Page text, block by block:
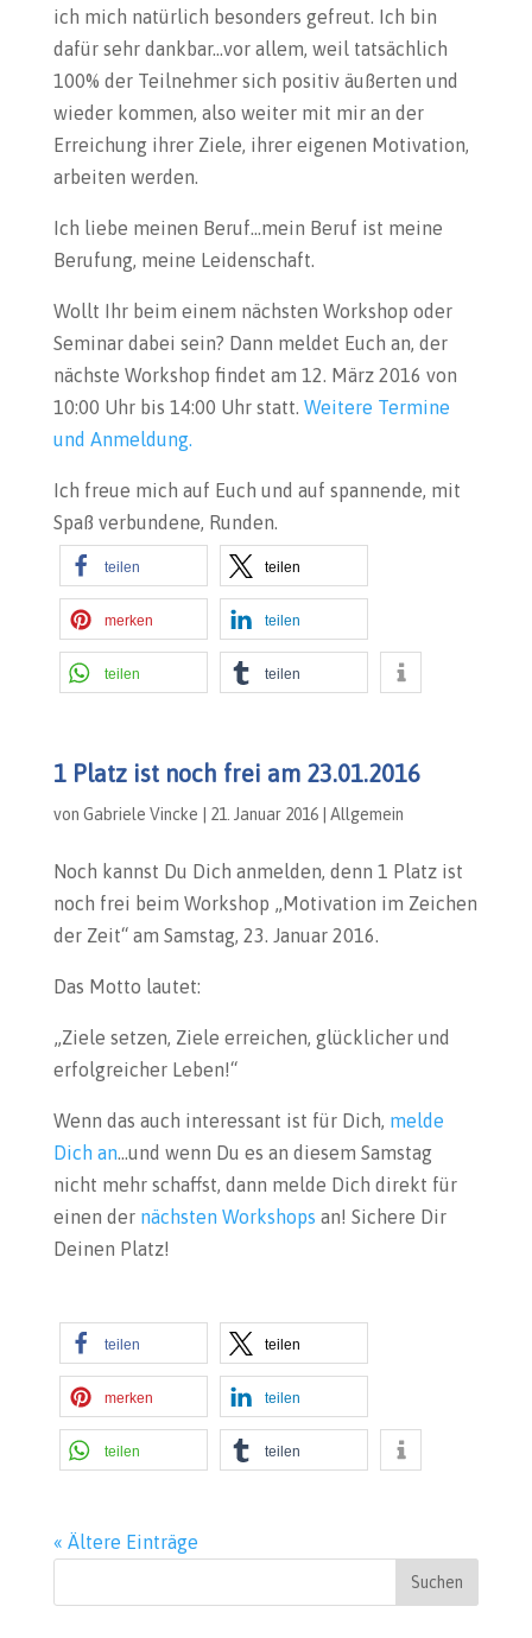
ich mich natürlich besonders gefreut. Ich bin
dafür sehr dankbar…vor allem, weil tatsächlich
100% der Teilnehmer sich positiv äußerten und
wieder kommen, also weiter mit mir an der
Erreichung ihrer Ziele, ihrer eigenen Motivation,
arbeiten werden.
Ich liebe meinen Beruf…mein Beruf ist meine
Berufung, meine Leidenschaft.
Wollt Ihr beim einem nächsten Workshop oder
Seminar dabei sein? Dann meldet Euch an, der
nächste Workshop findet am 12. März 2016 von
10:00 Uhr bis 14:00 Uhr statt. Weitere Termine
und Anmeldung.
Ich freue mich auf Euch und auf spannende, mit
Spaß verbundene, Runden.
teilen teilen
merken teilen
teilen teilen
1 Platz ist noch frei am 23.01.2016
von Gabriele Vincke 21. Januar 2016| Allgemein
Noch kannst Du Dich anmelden, denn 1 Platz ist
noch frei beim Workshop „Motivation im Zeichen
der Zeit“ am Samstag, 23. Januar 2016.
Das Motto lautet:
„Ziele setzen, Ziele erreichen, glücklicher und
erfolgreicher Leben!“
Wenn das auch interessant ist für Dich, melde
Dich an…und wenn Du es an diesem Samstag
nicht mehr schaffst, dann melde Dich direkt für
einen der nächsten Workshops an! Sichere Dir
Deinen Platz!
teilen teilen
merken teilen
teilen teilen
« Ältere Einträge